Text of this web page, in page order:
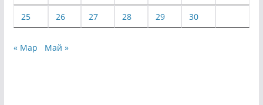
25 26 27 28 29 30
« Мар Май »